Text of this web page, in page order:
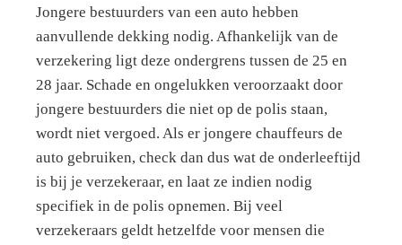
Jongere bestuurders van een auto hebben
aanvullende dekking nodig. Afhankelijk van de
verzekering ligt deze ondergrens tussen de 25 en
28 jaar. Schade en ongelukken veroorzaakt door
jongere bestuurders die niet op de polis staan,
wordt niet vergoed. Als er jongere chauffeurs de
auto gebruiken, check dan dus wat de onderleeftijd
is bij je verzekeraar, en laat ze indien nodig
specifiek in de polis opnemen. Bij veel
verzekeraars geldt hetzelfde voor mensen die